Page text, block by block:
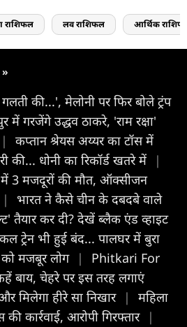
लव राशिफल आर्थिक
»
की...', मेलोनी पर फिर बोले ट्रंप
गरजेंगे उद्धव ठाकरे, 'राम रक्षा'
|
कप्तान श्रेयस अय्यर का टॉस में
की... धोनी का रिकॉर्ड खतरे में
|
में 3 मजदूरों की मौत, ऑक्सीजन
|
भारत ने कैसे चीन के दबदबे वाले
तैयार कर दी? देखें ब्लैक एंड व्हाइट
ट्रेन भी हुई बंद... पालघर में बुरा
मजबूर लोग |
Phitkari For
बाय, चेहरे पर इस तरह लगाएं
मिलेगा हीरे सा निखार |
महिला
कार्रवाई, आरोपी गिरफ्तार |